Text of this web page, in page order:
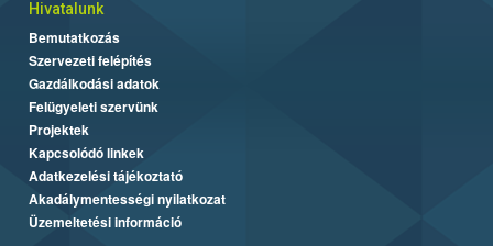
Hivatalunk
Bemutatkozás
Szervezeti felépítés
Gazdálkodási adatok
Felügyeleti szervünk
Projektek
Kapcsolódó linkek
Adatkezelési tájékoztató
Akadálymentességi nyilatkozat
Üzemeltetési információ